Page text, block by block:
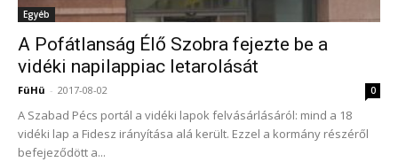
Egyéb
A Pofátlanság Élő Szobra fejezte be a
vidéki napilappiac letarolását
FüHü - 2017-08-02 0
A Szabad Pécs portál a vidéki lapok felvásárlásáról: mind a 18
vidéki lap a Fidesz irányítása alá került. Ezzel a kormány részéről
befejeződött a...